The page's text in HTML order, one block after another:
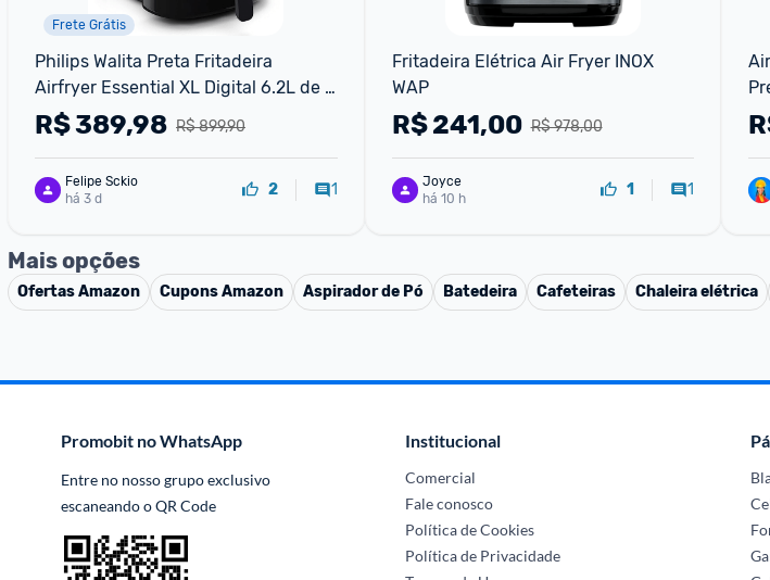
Frete Grátis
Philips Walita Preta Fritadeira
Airfryer Essential XL Digital 6.2L de
capacidade Garantia internacional
de dois anos
R$ 899,90
R$389,98
Felipe Sckio
há 3 d
2 1
Fritadeira Elétrica Air Fryer INOX
WAP
R$ 978,00
R$241,00
Joyce
há 10 h
1 1
Mais opções
OfertasAmazon CuponsAmazon Aspirador de Pó Batedeira Cafeteiras Chaleira elétrica
Promobit no WhatsApp
Entre no nosso grupo exclusivo
escaneando o QR Code
Institucional
Comercial
Fale conosco
Política de Cookies
Política de Privacidade